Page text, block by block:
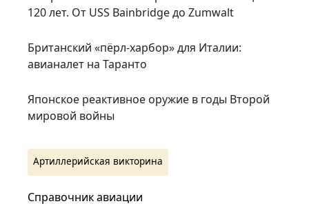
120 лет. От USS Bainbridge до Zumwalt
Британский «пёрл-харбор» для Италии:
авианалет на Таранто
Японское реактивное оружие в годы Второй
мировой войны
Артиллерийская викторина
Справочник авиации